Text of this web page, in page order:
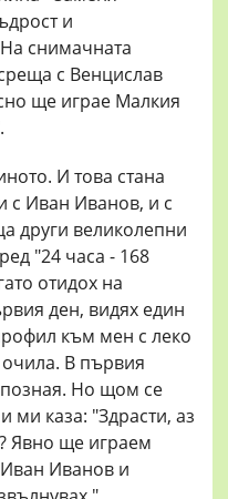
и
снимачната
с Венцислав
ще играе Малкия
И това стана
с Иван Иванов, и с
други великолепни
"24 часа - 168
отидох на
ден, видях един
към мен с леко
В първия
Но щом се
ми каза: "Здрасти, аз
Явно ще играем
Иванов и